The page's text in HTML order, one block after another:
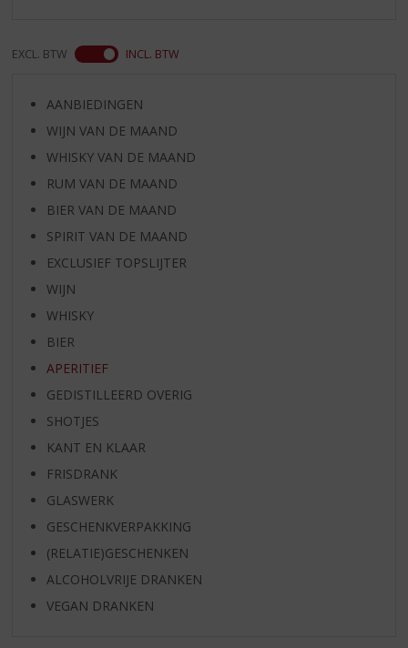
EXCL. BTW INCL. BTW
AANBIEDINGEN
WIJN VAN DE MAAND
WHISKY VAN DE MAAND
RUM VAN DE MAAND
BIER VAN DE MAAND
SPIRIT VAN DE MAAND
EXCLUSIEF TOPSLIJTER
WIJN
WHISKY
BIER
APERITIEF
GEDISTILLEERD OVERIG
SHOTJES
KANT EN KLAAR
FRISDRANK
GLASWERK
GESCHENKVERPAKKING
(RELATIE)GESCHENKEN
ALCOHOLVRIJE DRANKEN
VEGAN DRANKEN